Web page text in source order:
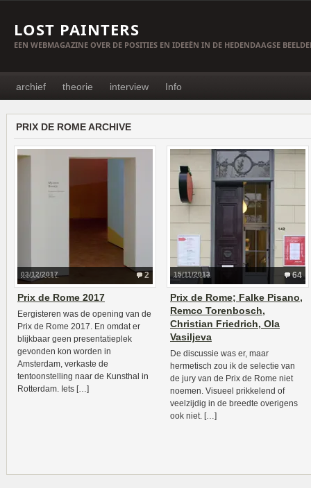
LOST PAINTERS
EEN WEBMAGAZINE OVER DE POSITIES EN IDEEËN IN DE HEDENDAAGSE
archief theorie interview Info
PRIX DE ROME ARCHIVE
2
03/12/2017
Prix de Rome 2017
Eergisteren was de opening van de
Prix de Rome 2017. En omdat er
blijkbaar geen presentatieplek
gevonden kon worden in
Amsterdam, verkaste de
tentoonstelling naar de Kunsthal in
Rotterdam. Iets […]
64
15/11/2013
Prix de Rome; Falke Pisano,
Remco Torenbosch,
Christian Friedrich, Ola
Vasiljeva
De discussie was er, maar
hermetisch zou ik de selectie van
de jury van de Prix de Rome niet
noemen. Visueel prikkelend of
veelzijdig in de breedte overigens
ook niet. […]